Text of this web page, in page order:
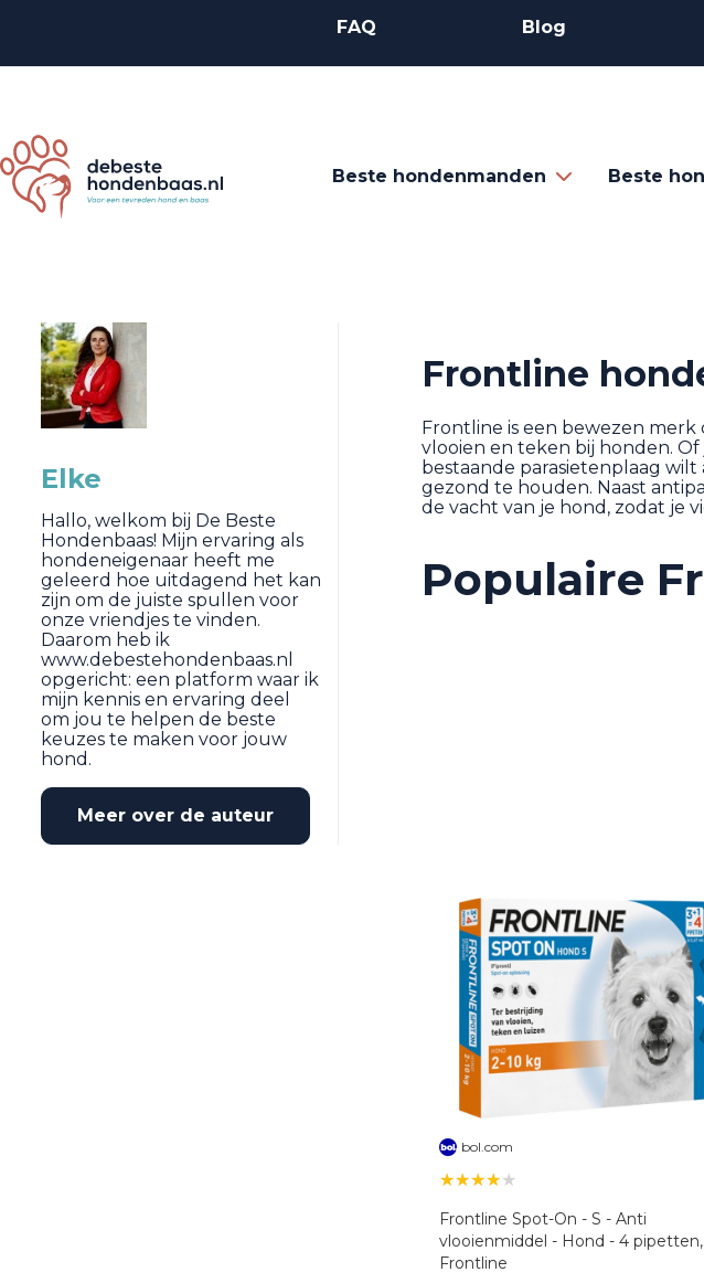
FAQ Blog
Beste hondenmanden Beste
Elke
Hallo, welkom bij De Beste
Hondenbaas! Mijn ervaring als
hondeneigenaar heeft me
geleerd hoe uitdagend het kan
zijn om de juiste spullen voor
onze vriendjes te vinden.
Daarom heb ik
www.debestehondenbaas.nl
opgericht: een platform waar ik
mijn kennis en ervaring deel
om jou te helpen de beste
keuzes te maken voor jouw
hond.
Meer over de auteur
Frontline
Frontline is een bewezen
vlooien en teken bij honden.
bestaande parasietenplaag
gezond te houden. Naast
de vacht van je hond, zodat je
Populaire
bol.com
★★★★★
Frontline Spot-On - S - Anti
vlooienmiddel - Hond - 4 pipetten,
Frontline